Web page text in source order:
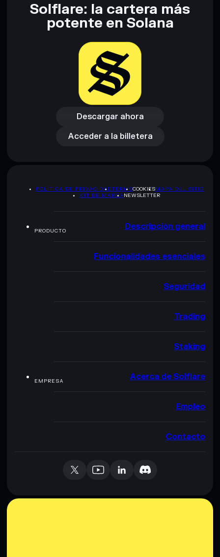
Solflare: la cartera más
potente en Solana
Descargar ahora
Descargar ahora
Acceder a la billetera
Acceder a la billetera
POLÍTICA DE PRIVACIDADTERMSCOOKIESMAPA DEL SITIO
KIT DE MARCA NEWSLETTER
PRODUCTO Descripción general
Funcionalidades esenciales
Seguridad
Trading
Staking
EMPRESA Acerca de Solflare
Empleo
Contacto